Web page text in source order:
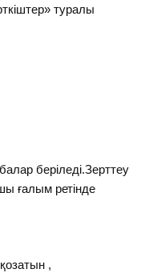
туралы
беріледі.Зерттеу
ғалым ретінде
,